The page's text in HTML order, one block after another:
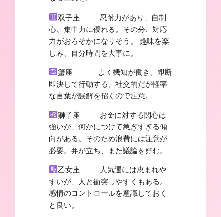
双子座 忍耐力があり、自制
心、集中力に優れる。その分、対応
力がおろそかになりそう。 趣味を楽
しみ、自分時間を大事に。
蟹座 よく機知が働き、即断
即決して行動する。社交的だが軽率
な言葉が誤解を招くので注意。
獅子座 お金に対する関心は
強いが、何かにつけて急ぎすぎる傾
向がある。そのため浪費には注意が
必要。弁が立ち、また議論を好む。
乙女座 人気運には恵まれや
すいが、人と衝突しやすくもある。
感情のコントロールを意識しておく
と良い。